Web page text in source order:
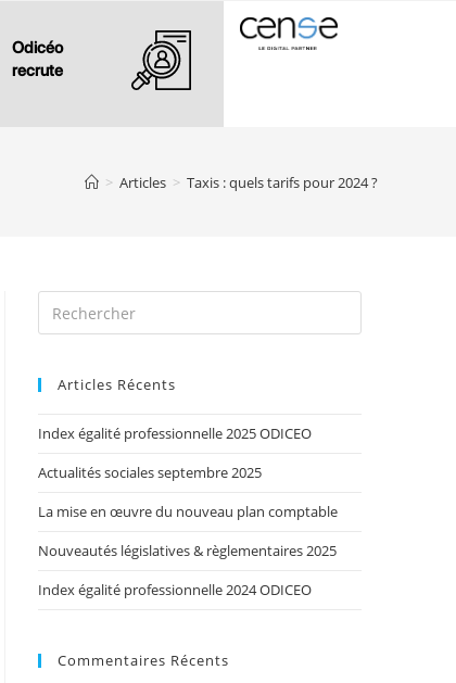
Odicéo
recrute
> Articles > Taxis : quels tarifs pour 2024 ?
Articles Récents
Index égalité professionnelle 2025 ODICEO
Actualités sociales septembre 2025
La mise en œuvre du nouveau plan comptable
Nouveautés législatives & règlementaires 2025
Index égalité professionnelle 2024 ODICEO
Commentaires Récents